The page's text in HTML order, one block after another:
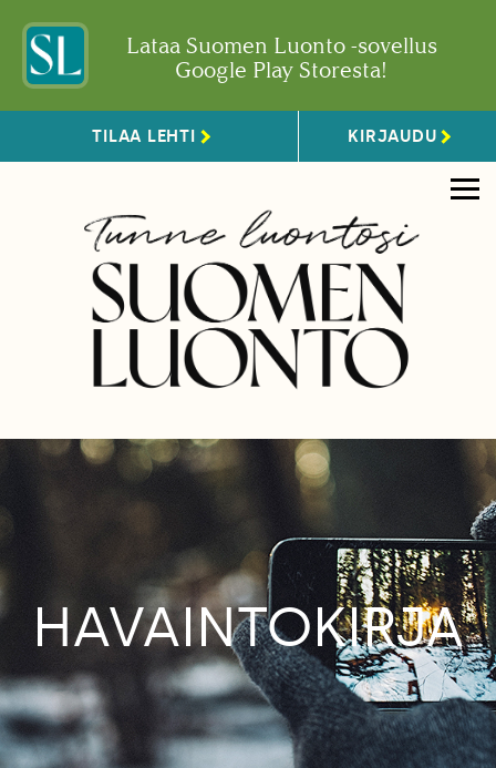
Lataa Suomen Luonto -sovellus
Google Play Storesta!
TILAA LEHTI KIRJAUDU
HAVAINTOKIRJA